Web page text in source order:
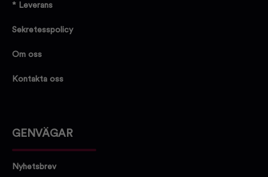
* Leverans
Sekretesspolicy
Om oss
Kontakta oss
GENVÄGAR
Nyhetsbrev